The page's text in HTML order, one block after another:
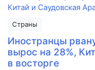
Страны
Иностранцы
вырос на 28%,
в восторге